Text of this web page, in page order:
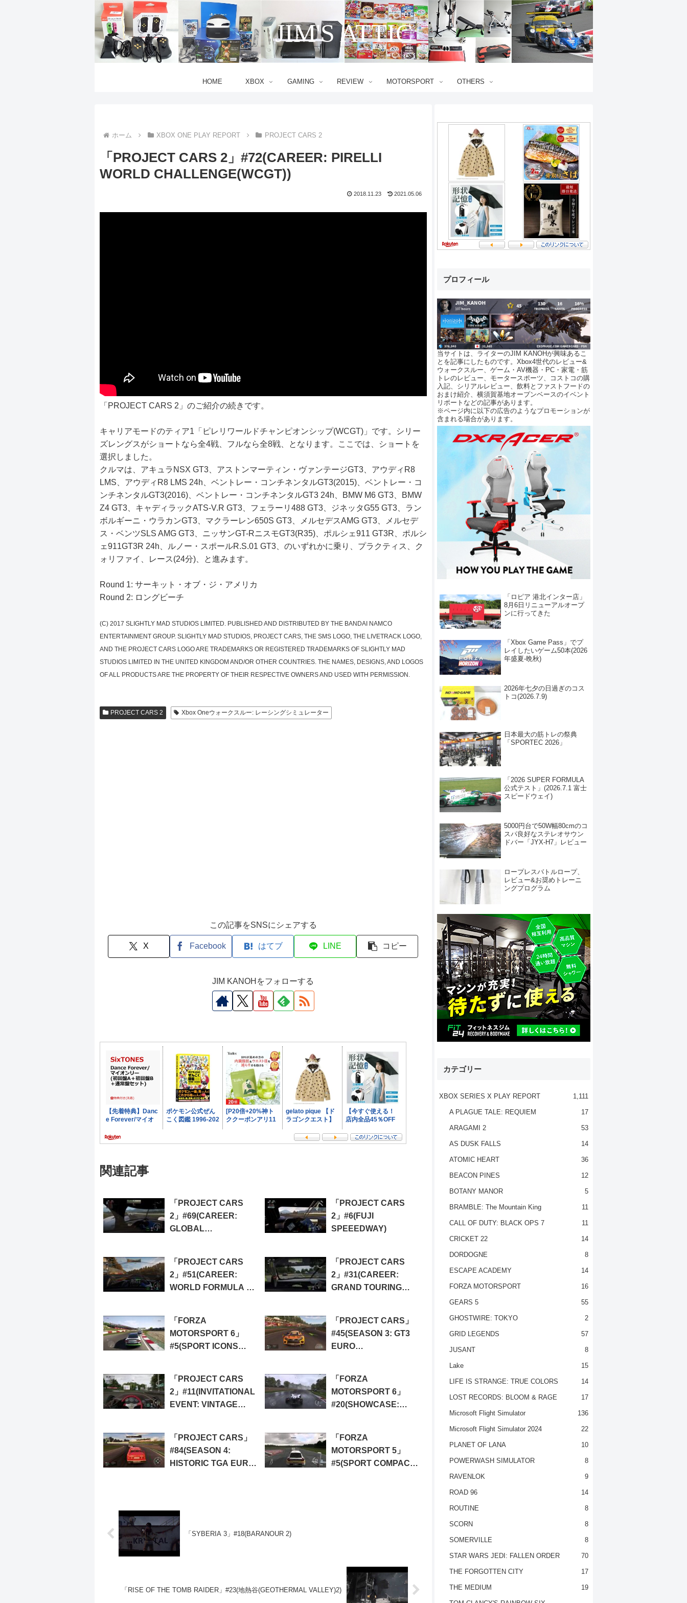
JIM'S ATTIC
HOME XBOX GAMING REVIEW MOTORSPORT OTHERS
ホーム XBOX ONE PLAY REPORT PROJECT CARS 2
「PROJECT CARS 2」#72(CAREER: PIRELLI
WORLD CHALLENGE(WCGT))
2018.11.23 2021.05.06
「PROJECT CARS 2」のご紹介の続きです。
キャリアモードのティア1「ピレリワールドチャンピオンシップ(WCGT)」です。シリー
ズレングスがショートなら全4戦、フルなら全8戦、となります。ここでは、ショートを
選択しました。
クルマは、アキュラNSX GT3、アストンマーティン・ヴァンテージGT3、アウディR8
LMS、アウディR8 LMS 24h、ベントレー・コンチネンタルGT3(2015)、ベントレー・コ
ンチネンタルGT3(2016)、ベントレー・コンチネンタルGT3 24h、BMW M6 GT3、BMW
Z4 GT3、キャディラックATS-V.R GT3、フェラーリ488 GT3、ジネッタG55 GT3、ラン
ボルギーニ・ウラカンGT3、マクラーレン650S GT3、メルセデスAMG GT3、メルセデ
ス・ベンツSLS AMG GT3、ニッサンGT-RニスモGT3(R35)、ポルシェ911 GT3R、ポルシ
ェ911GT3R 24h、ルノー・スポールR.S.01 GT3、のいずれかに乗り、プラクティス、ク
ォリファイ、レース(24分)、と進みます。
Round 1: サーキット・オブ・ジ・アメリカ
Round 2: ロングビーチ
(C) 2017 SLIGHTLY MAD STUDIOS LIMITED. PUBLISHED AND DISTRIBUTED BY THE BANDAI NAMCO
ENTERTAINMENT GROUP. SLIGHTLY MAD STUDIOS, PROJECT CARS, THE SMS LOGO, THE LIVETRACK LOGO,
AND THE PROJECT CARS LOGO ARE TRADEMARKS OR REGISTERED TRADEMARKS OF SLIGHTLY MAD
STUDIOS LIMITED IN THE UNITED KINGDOM AND/OR OTHER COUNTRIES. THE NAMES, DESIGNS, AND LOGOS
OF ALL PRODUCTS ARE THE PROPERTY OF THEIR RESPECTIVE OWNERS AND USED WITH PERMISSION.
PROJECT CARS 2 Xbox Oneウォークスルー: レーシングシミュレーター
この記事をSNSにシェアする
X Facebook はてブ LINE コピー
JIM KANOHをフォローする
関連記事
「PROJECT CARS
2」#69(CAREER:
GLOBAL
「PROJECT CARS
2」#6(FUJI
SPEEEDWAY)
「PROJECT CARS
2」#51(CAREER:
WORLD FORMULA X
「PROJECT CARS
2」#31(CAREER:
GRAND TOURING
「FORZA
MOTORSPORT 6」
#5(SPORT ICONS
「PROJECT CARS」
#45(SEASON 3: GT3
EURO
「PROJECT CARS
2」#11(INVITATIONAL
EVENT: VINTAGE
「FORZA
MOTORSPORT 6」
#20(SHOWCASE:
「PROJECT CARS」
#84(SEASON 4:
HISTORIC TGA EURO
「FORZA
MOTORSPORT 5」
#5(SPORT COMPACT:
「SYBERIA 3」#18(BARANOUR 2)
「RISE OF THE TOMB RAIDER」#23(地熱谷(GEOTHERMAL VALLEY)2)
プロフィール
当サイトは、ライターのJIM KANOHが興味あるこ
とを記事にしたものです。Xbox4世代のレビュー&
ウォークスルー、ゲーム・AV機器・PC・家電・筋
トレのレビュー、モータースポーツ、コストコの購
入記、シリアルレビュー、飲料とファストフードの
おまけ紹介、横須賀基地オープンベースのイベント
リポートなどの記事があります。
※ページ内に以下の広告のようなプロモーションが
含まれる場合があります。
「ロピア 港北インター店」
8月6日リニューアルオープ
ンに行ってきた
「Xbox Game Pass」でプ
レイしたいゲーム50本(2026
年盛夏-晩秋)
2026年七夕の日過ぎのコス
トコ(2026.7.9)
日本最大の筋トレの祭典
「SPORTEC 2026」
「2026 SUPER FORMULA
公式テスト」(2026.7.1 富士
スピードウェイ)
5000円台で50W幅80cmのコ
スパ良好なステレオサウン
ドバー「JYX-H7」レビュー
ロープレスバトルロープ、
レビュー&お奨めトレーニ
ングプログラム
カテゴリー
XBOX SERIES X PLAY REPORT 1,111
A PLAGUE TALE: REQUIEM 17
ARAGAMI 2 53
AS DUSK FALLS 14
ATOMIC HEART 36
BEACON PINES 12
BOTANY MANOR 5
BRAMBLE: The Mountain King 11
CALL OF DUTY: BLACK OPS 7 11
CRICKET 22 14
DORDOGNE 8
ESCAPE ACADEMY 14
FORZA MOTORSPORT 16
GEARS 5 55
GHOSTWIRE: TOKYO 2
GRID LEGENDS 57
JUSANT 8
Lake 15
LIFE IS STRANGE: TRUE COLORS 14
LOST RECORDS: BLOOM & RAGE 17
Microsoft Flight Simulator 136
Microsoft Flight Simulator 2024 22
PLANET OF LANA 10
POWERWASH SIMULATOR 8
RAVENLOK 9
ROAD 96 14
ROUTINE 8
SCORN 8
SOMERVILLE 8
STAR WARS JEDI: FALLEN ORDER 70
THE FORGOTTEN CITY 17
THE MEDIUM 19